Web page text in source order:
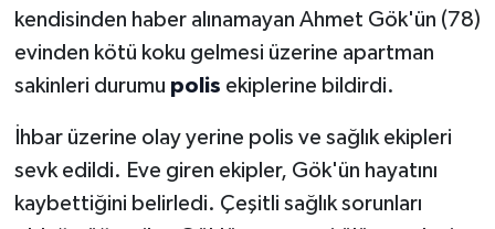
kendisinden haber alınamayan Ahmet Gök'ün (78)
evinden kötü koku gelmesi üzerine apartman
sakinleri durumu polis ekiplerine bildirdi.
İhbar üzerine olay yerine polis ve sağlık ekipleri
sevk edildi. Eve giren ekipler, Gök'ün hayatını
kaybettiğini belirledi. Çeşitli sağlık sorunları